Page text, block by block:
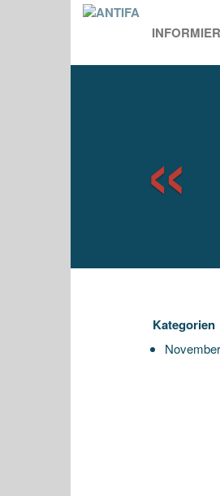
Kategorien